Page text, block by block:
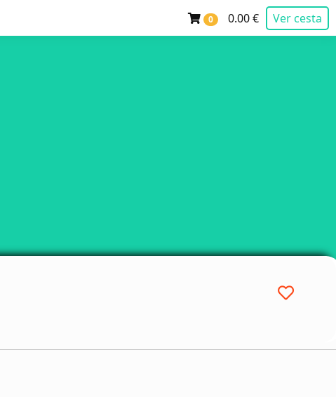
0 0.00 € Ver cesta